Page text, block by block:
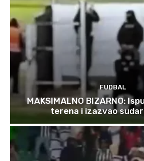
FUDBAL
MAKSIMALNO BIZARNO:
terena i izazvao sudar